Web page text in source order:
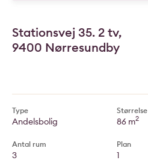
Stationsvej 35. 2 tv,
9400 Nørresundby
Type
Andelsbolig
Antal rum
3
Størrelse
86 m2
Plan
1